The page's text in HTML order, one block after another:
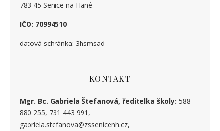
783 45 Senice na Hané
IČO: 70994510
datová schránka: 3hsmsad
KONTAKT
Mgr. Bc. Gabriela Štefanová, ředitelka školy: 588
880 255, 731 443 991,
gabriela.stefanova@zssenicenh.cz,